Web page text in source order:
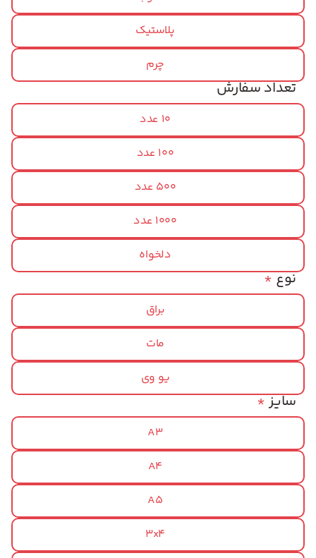
پلاستیک
چرم
تعداد سفارش
10 عدد
100 عدد
500 عدد
1000 عدد
دلخواه
*نوع
براق
مات
یو وی
*سایز
A3
A4
A5
3x4